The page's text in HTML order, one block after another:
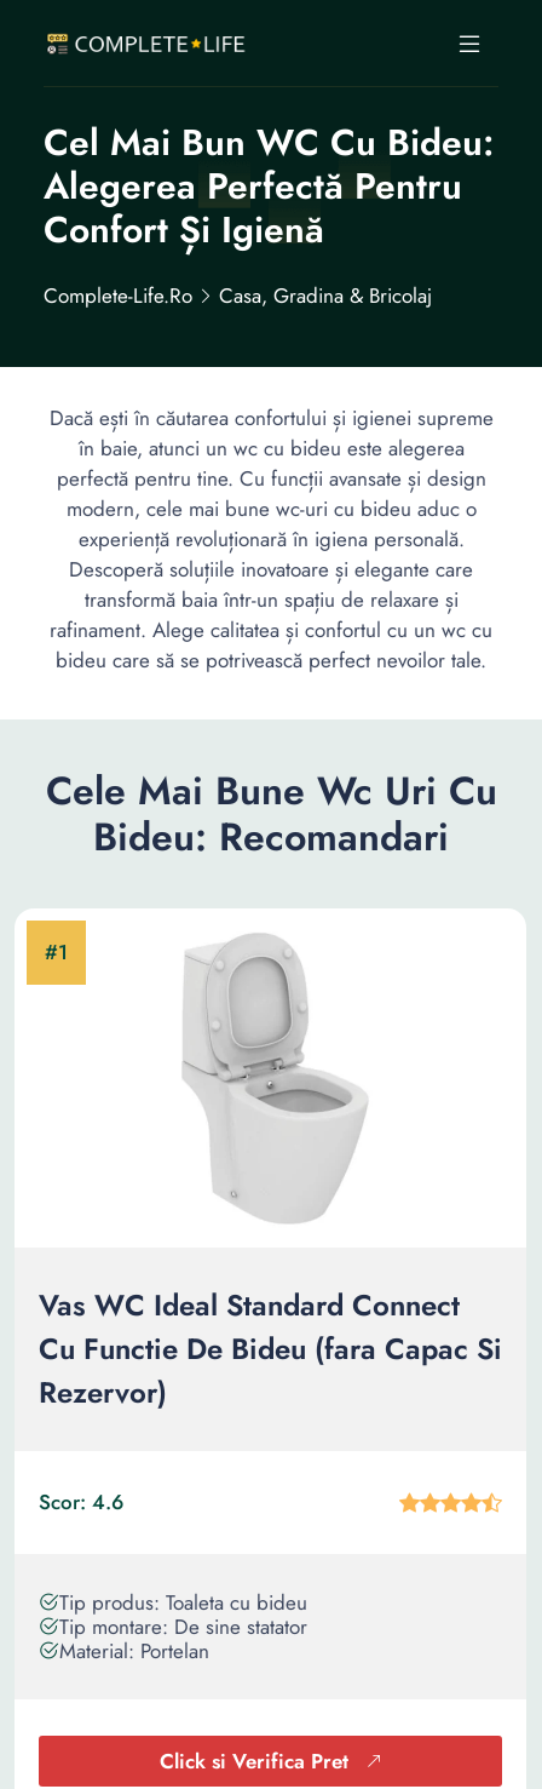
Cel Mai Bun WC Cu Bideu:
Alegerea Perfectă Pentru
Confort Și Igienă
Complete-Life.ro Casa, Gradina & Bricolaj
Dacă ești în căutarea confortului și igienei supreme
în baie, atunci un wc cu bideu este alegerea
perfectă pentru tine. Cu funcții avansate și design
modern, cele mai bune wc-uri cu bideu aduc o
experiență revoluționară în igiena personală.
Descoperă soluțiile inovatoare și elegante care
transformă baia într-un spațiu de relaxare și
rafinament. Alege calitatea și confortul cu un wc cu
bideu care să se potrivească perfect nevoilor tale.
Cele Mai Bune Wc Uri Cu
Bideu: Recomandari
Vas WC Ideal Standard Connect
Cu Functie De Bideu (fara Capac Si
Rezervor)
Scor: 4.6
Tip produs: Toaleta cu bideu
Tip montare: De sine statator
Material: Portelan
Click si Verifica Pret